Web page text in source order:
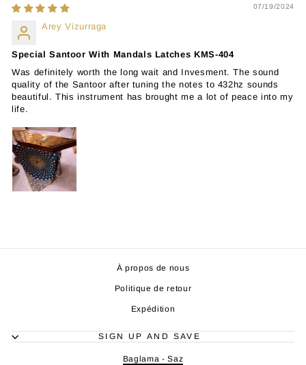
07/19/2024
Arey Vizurraga
Special Santoor With Mandals Latches KMS-404
Was definitely worth the long wait and Invesment. The sound
quality of the Santoor after tuning the notes to 432hz sounds
beautiful. This instrument has brought me a lot of peace into my
life.
À propos de nous
Politique de retour
Expédition
SIGN UP AND SAVE
Baglama - Saz